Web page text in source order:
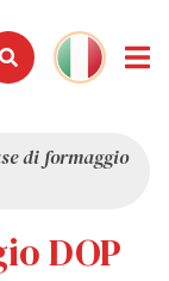
di formaggio
DOP